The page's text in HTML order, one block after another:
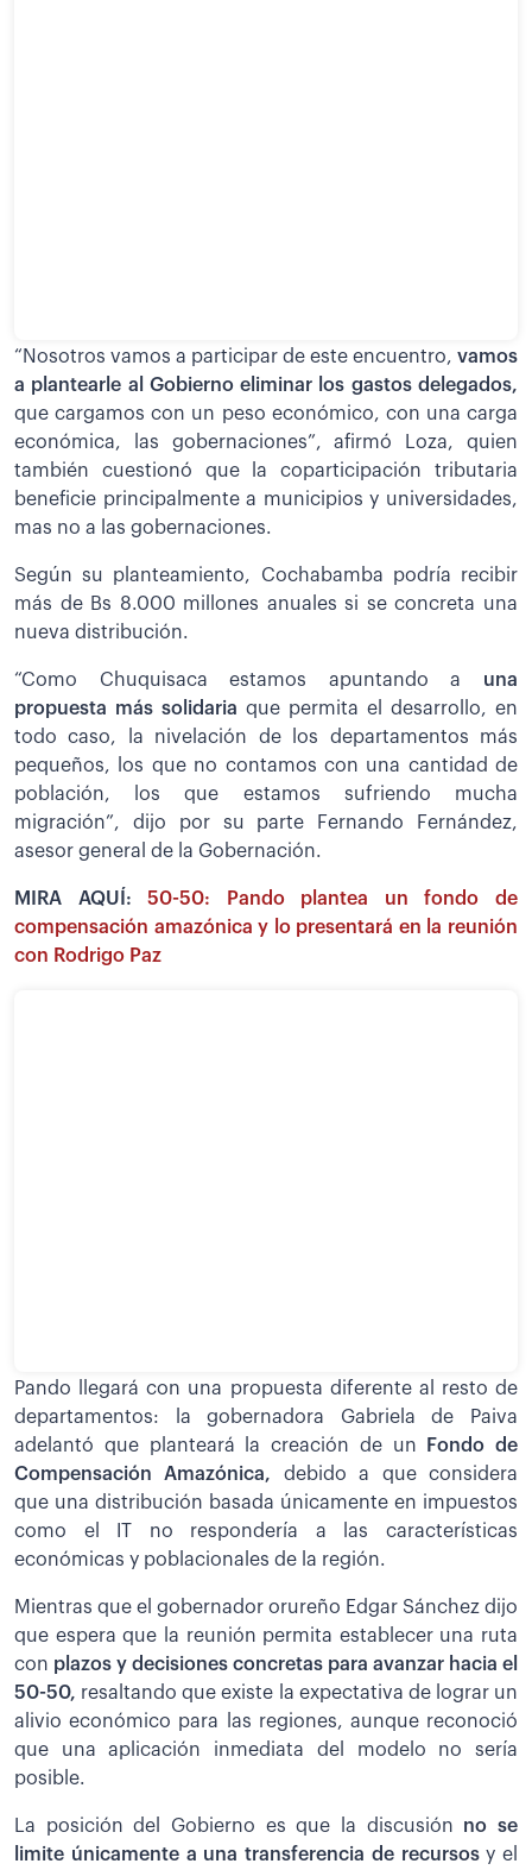
“Nosotros vamos a participar de este encuentro, vamos
a plantearle al Gobierno eliminar los gastos delegados,
que cargamos con un peso económico, con una carga
económica, las gobernaciones”, afirmó Loza, quien
también cuestionó que la coparticipación tributaria
beneficie principalmente a municipios y universidades,
mas no a las gobernaciones.
Según su planteamiento, Cochabamba podría recibir
más de Bs 8.000 millones anuales si se concreta una
nueva distribución.
“Como Chuquisaca estamos apuntando a una
propuesta más solidaria que permita el desarrollo, en
todo caso, la nivelación de los departamentos más
pequeños, los que no contamos con una cantidad de
población, los que estamos sufriendo mucha
migración”, dijo por su parte Fernando Fernández,
asesor general de la Gobernación.
MIRA AQUÍ:50-50: Pando plantea un fondo de
compensación amazónica y lo presentará en la reunión
con Rodrigo Paz
Pando llegará con una propuesta diferente al resto de
departamentos: la gobernadora Gabriela de Paiva
adelantó que planteará la creación de un
Fondo de
Compensación Amazónica, debido a que considera
que una distribución basada únicamente en impuestos
como el IT no respondería a las características
económicas y poblacionales de la región.
Mientras que el gobernador orureño Edgar Sánchez dijo
que espera que la reunión permita establecer una ruta
con plazos y decisiones concretas para avanzar hacia el
50-50, resaltando que existe la expectativa de lograr un
alivio económico para las regiones, aunque reconoció
que una aplicación inmediata del modelo no sería
posible.
La posición del Gobierno es que la discusión no se
limite únicamente a una transferencia de recursosy el